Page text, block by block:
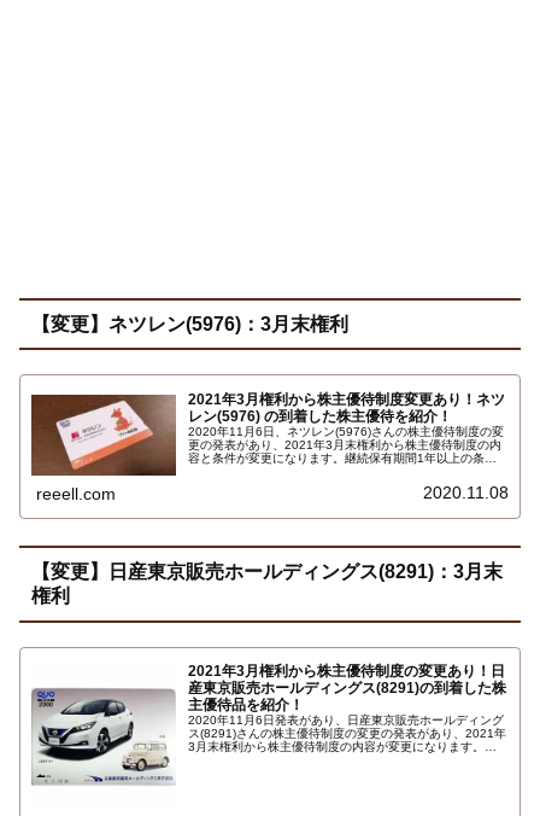
【変更】ネツレン(5976)：3月末権利
2021年3月権利から株主優待制度変更あり！ネツ
レン(5976) の到着した株主優待を紹介！
2020年11月6日、ネツレン(5976)さんの株主優待制度の変
更の発表があり、2021年3月末権利から株主優待制度の内
容と条件が変更になります。継続保有期間1年以上の条件
reeell.com 2020.11.08
【変更】日産東京販売ホールディングス(8291)：3月末
権利
2021年3月権利から株主優待制度の変更あり！日
産東京販売ホールディングス(8291)の到着した株
主優待品を紹介！
2020年11月6日発表があり、日産東京販売ホールディング
ス(8291)さんの株主優待制度の変更の発表があり、2021年
3月末権利から株主優待制度の内容が変更になります。株